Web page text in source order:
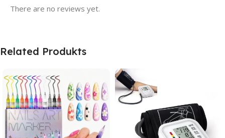
There are no reviews yet.
Related Produkts